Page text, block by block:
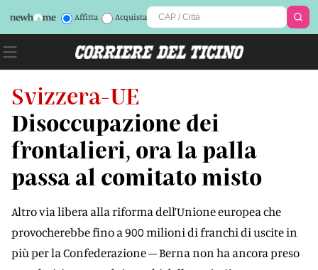
Affitta Acquista
Svizzera-UE
Disoccupazione dei
frontalieri, ora la palla
passa al comitato misto
Altro via libera alla riforma dell’Unione europea che
provocherebbe fino a 900 milioni di franchi di uscite in
più per la Confederazione – Berna non ha ancora preso